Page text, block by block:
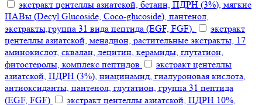
экстракт центеллы азиатской, бетаин, ПДРН (3%), мягкие
ПАВы (Decyl Glucoside, Coco-glucoside), пантенол,
экстракты,группа 31 вида пептида (EGF, FGF).
экстракт
центеллы азиатской, менадион, растительные экстракты, 17
аминокислот, сквалан, лецитин, керамиды, глутатион,
фитостеролы, комплекс пептидов
экстракт центеллы
азиатской, ПДРН (3%), ниацинамид, гиалуроновая кислота,
антиоксиданты, пантенол, глутатион, группа 31 пептида
(EGF, FGF)
экстракт центеллы азиатской, ПДРН 10%,